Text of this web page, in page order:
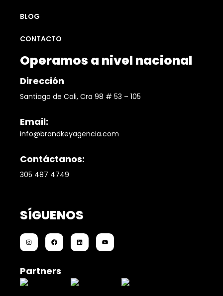
BLOG
CONTACTO
Operamos a nivel nacional
Dirección
Santiago de Cali, Cra 98 # 53 – 105
Email:
info@brandkeyagencia.com
Contáctanos:
305 487 4749
SÍGUENOS
Partners